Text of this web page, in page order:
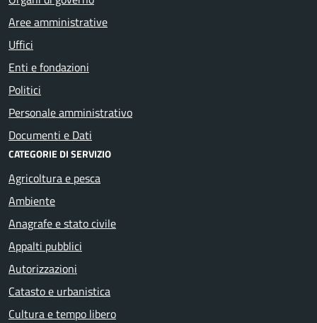
Aree amministrative
Uffici
Enti e fondazioni
Politici
Personale amministrativo
Documenti e Dati
CATEGORIE DI SERVIZIO
Agricoltura e pesca
Ambiente
Anagrafe e stato civile
Appalti pubblici
Autorizzazioni
Catasto e urbanistica
Cultura e tempo libero